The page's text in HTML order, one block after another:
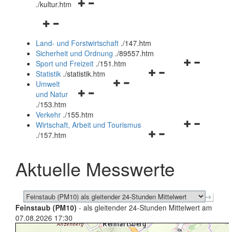
Navigationsmenü
./kultur.htm
Navigationsmenü
und
schließen
Land- und Forstwirtschaft ./147.htm
Sicherheit und Ordnung ./89557.htm
Navigationsmenü
Sport und Freizeit ./151.htm
Navigationsmenü
Statistik ./statistik.htm
Navigationsmenü
und
schließen
Umwelt
und Natur
./153.htm
Verkehr ./155.htm
Navigationsmenü
schließen
Wirtschaft, Arbeit und Tourismus
./157.htm
Aktuelle Messwerte
Feinstaub (PM10) - als gleitender 24-Stunden Mittelwert am
07.08.2026 17:30